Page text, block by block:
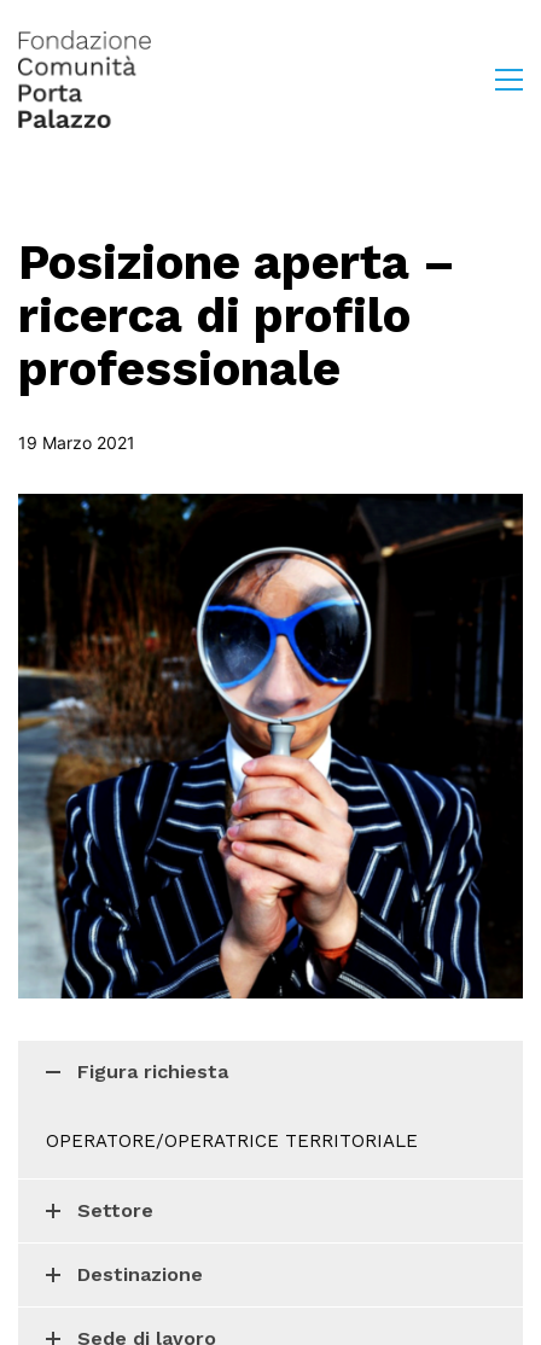
Posizione aperta –
ricerca di profilo
professionale
19 Marzo 2021
Figura richiesta
OPERATORE/OPERATRICE TERRITORIALE
Settore
Destinazione
Sede di lavoro